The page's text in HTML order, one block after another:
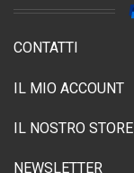
CONTATTI
IL MIO ACCOUNT
IL NOSTRO STORE
NEWSLETTER